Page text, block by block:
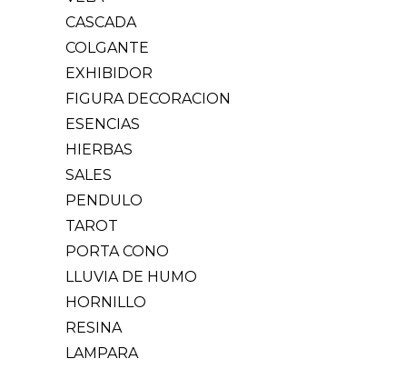
CASCADA
COLGANTE
EXHIBIDOR
FIGURA DECORACION
ESENCIAS
HIERBAS
SALES
PENDULO
TAROT
PORTA CONO
LLUVIA DE HUMO
HORNILLO
RESINA
LAMPARA